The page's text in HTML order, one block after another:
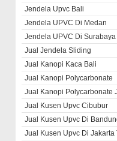
Jendela Upvc Bali
Jendela UPVC Di Medan
Jendela UPVC Di
Jual Jendela Sliding
Jual Kanopi Kaca Bali
Jual Kanopi Polycarbonate
Jual Kanopi Polycarbonate
Jual Kusen Upvc Cibubur
Jual Kusen Upvc Di
Jual Kusen Upvc Di Jakarta